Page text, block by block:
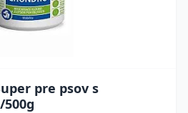
pre psov s